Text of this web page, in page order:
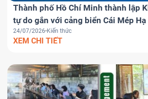
Thành phố Hồ Chí Minh thành lập
tự do gắn với cảng biển Cái Mép
chiến lược đưa Việt Nam trở thành
logistics khu vực
24/07/2026 Kiến thức
XEM CHI TIẾT